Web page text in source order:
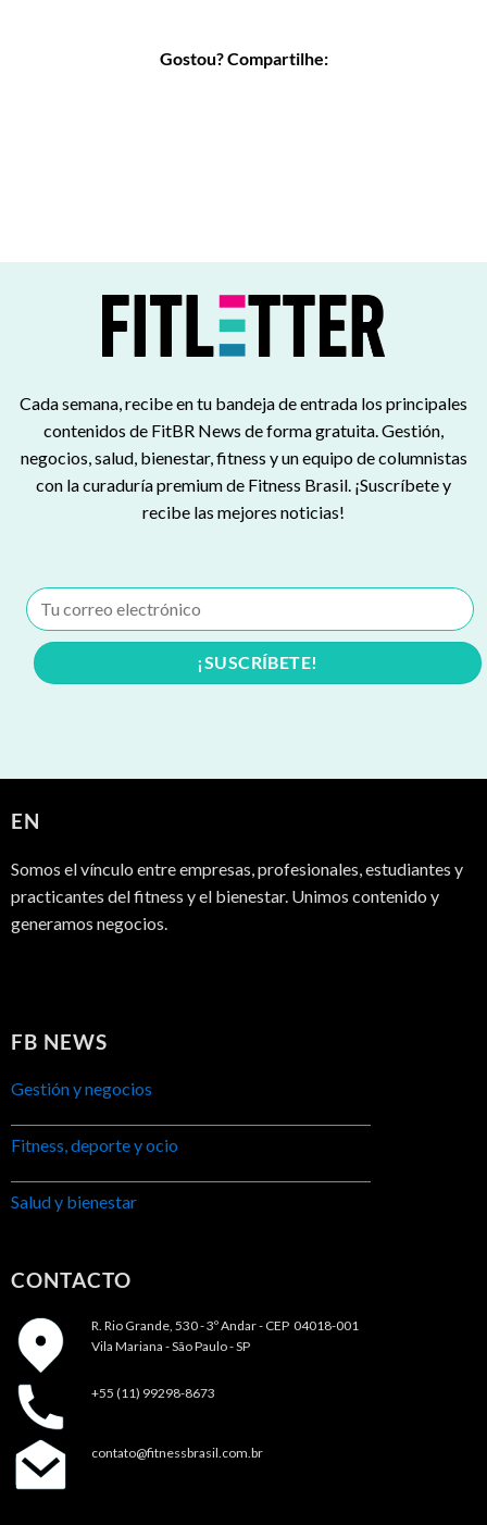
Gostou? Compartilhe:
Cada semana, recibe en tu bandeja de entrada los principales
contenidos de FitBR News de forma gratuita. Gestión,
negocios, salud, bienestar, fitness y un equipo de columnistas
con la curaduría premium de Fitness Brasil. ¡Suscríbete y
recibe las mejores noticias!
EN
Somos el vínculo entre empresas, profesionales, estudiantes y
practicantes del fitness y el bienestar. Unimos contenido y
generamos negocios.
FB NEWS
Gestión y negocios
Fitness, deporte y ocio
Salud y bienestar
CONTACTO
R. Rio Grande, 530 - 3º Andar - CEP 04018-001
Vila Mariana - São Paulo - SP
+55 (11) 99298-8673
contato@fitnessbrasil.com.br